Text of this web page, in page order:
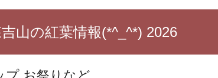
山の紅葉情報(*^_^*) 2026